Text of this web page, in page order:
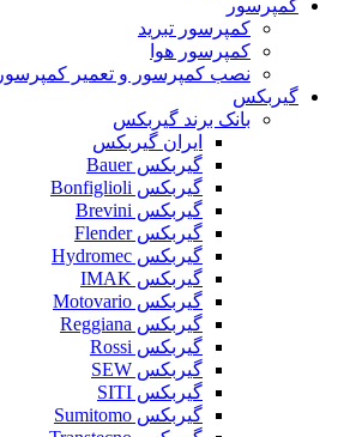
کمپرسور
کمپرسور تبرید
کمپرسور هوا
نصب کمپرسور و تعمیر کمپرسور
گیربکس
بانک برند گیربکس
ایران گیربکس
گیربکس Bauer
گیربکس Bonfiglioli
گیربکس Brevini
گیربکس Flender
گیربکس Hydromec
گیربکس IMAK
گیربکس Motovario
گیربکس Reggiana
گیربکس Rossi
گیربکس SEW
گیربکس SITI
گیربکس Sumitomo